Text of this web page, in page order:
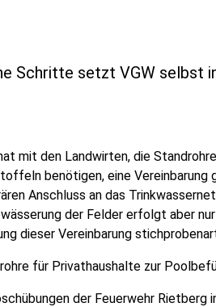
Schritte setzt VGW selbst in
mit den Landwirten, die
benötigen, eine
Anschluss an das
der Felder erfolgt aber
dieser Vereinbarung
für Privathaushalte zur
der Feuerwehr